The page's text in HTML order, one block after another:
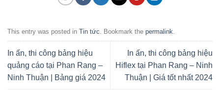
This entry was posted in Tin tức . Bookmark the permalink
In ấn, thi công bảng hiệu
quảng cáo tại Phan Rang –
Ninh Thuận | Bảng giá 2024
In ấn, thi công bảng hiệu
Hiflex tại Phan Rang – Ninh
Thuận | Giá tốt nhất 2024